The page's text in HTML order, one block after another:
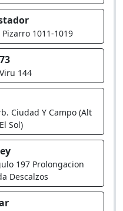
1011-1019
144
Ciudad Y Campo (Alt
Sol)
197 Prolongacion
Descalzos